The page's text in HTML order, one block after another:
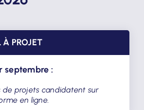
À PROJET
septembre :
de projets candidatent sur
en ligne.